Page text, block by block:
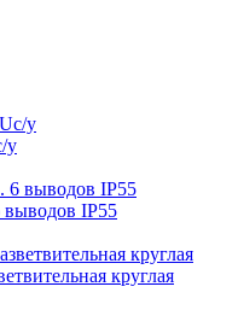
у
выводов IP55
круглая